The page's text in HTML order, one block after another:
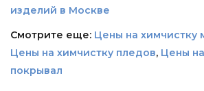
изделий в Москве
Смотрите еще: Цены на химчистку
Цены на химчистку пледов, Цены
покрывал